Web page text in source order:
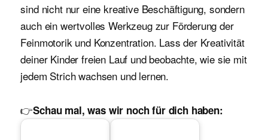
sind nicht nur eine kreative Beschäftigung, sondern
auch ein wertvolles Werkzeug zur Förderung der
Feinmotorik und Konzentration. Lass der Kreativität
deiner Kinder freien Lauf und beobachte, wie sie mit
jedem Strich wachsen und lernen.
👉Schau mal, was wir noch für dich haben: